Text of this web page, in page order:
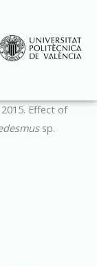
Effect of
sp.